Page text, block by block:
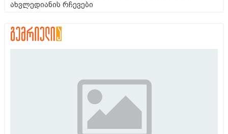
ახვლედიანის რჩევები